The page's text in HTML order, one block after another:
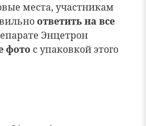
места, участникам
ответить на все
Энцетрон
фото с упаковкой этого